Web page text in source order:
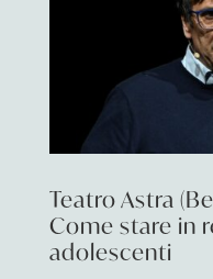
Teatro Astra
Come stare in
adolescenti